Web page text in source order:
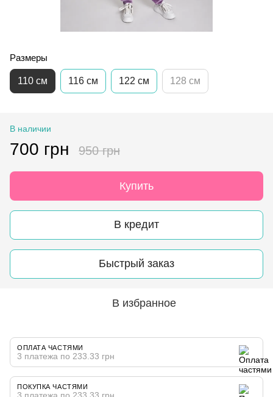
Размеры
110 см 116 см 122 см 128 см
В наличии
700 грн 950 грн
Купить
В кредит
Быстрый заказ
В избранное
ОПЛАТА ЧАСТЯМИ
3 платежа по 233.33 грн
ПОКУПКА ЧАСТЯМИ
3 платежа по 233.33 грн